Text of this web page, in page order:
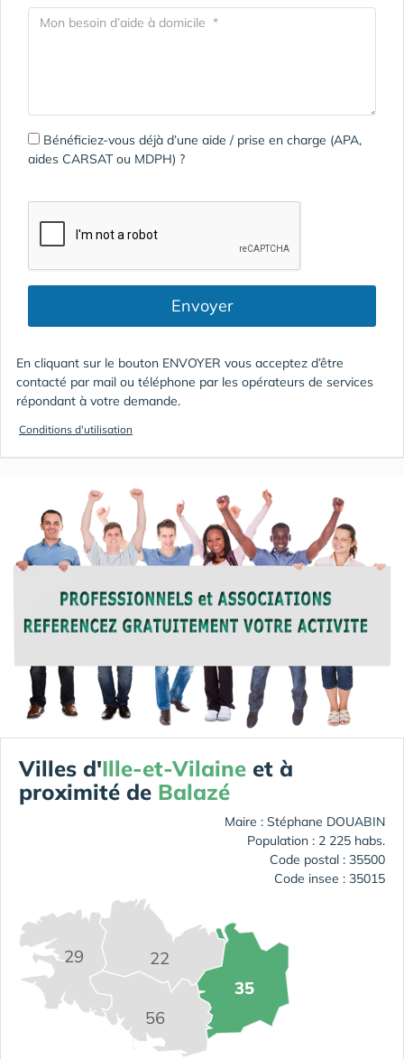
Bénéficiez-vous déjà d’une aide / prise en charge (APA,
aides CARSAT ou MDPH) ?
Envoyer
En cliquant sur le bouton ENVOYER vous acceptez d’être
contacté par mail ou téléphone par les opérateurs de services
répondant à votre demande.
Conditions d'utilisation
Villes d'Ille-et-Vilaine et à
proximité de Balazé
Maire : Stéphane DOUABIN
Population : 2 225 habs.
Code postal : 35500
Code insee : 35015
22
29
35
56